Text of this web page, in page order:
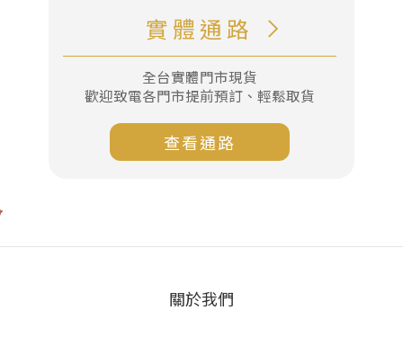
實體通路
全台實體門市現貨
歡迎致電各門市提前預訂、輕鬆取貨
查看通路
關於我們